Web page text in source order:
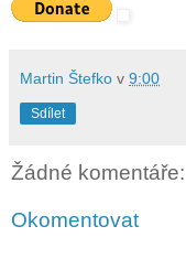
Martin Štefko v 9:00
Sdílet
Žádné komentáře:
Okomentovat